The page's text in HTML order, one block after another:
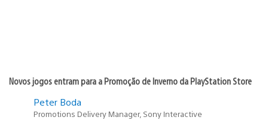
Novos jogos entram para a Promoção de Inverno da PlayStation Store
Peter Boda
Promotions Delivery Manager, Sony Interactive